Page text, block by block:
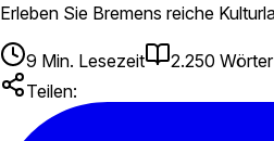
Erleben Sie Bremens reiche
9 Min. Lesezeit 2.250 Wörter
Teilen: